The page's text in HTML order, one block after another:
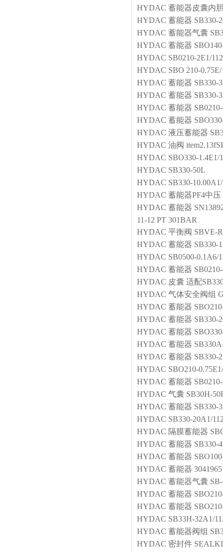
HYDAC 蓄能器皮囊内
HYDAC 蓄能器 SB330-
HYDAC 蓄能器气囊
HYDAC 蓄能器
HYDAC SB0210-2E1/
HYDAC SBO 210-
HYDAC 蓄能器 SB330-
HYDAC 蓄能器 SB330-
HYDAC 蓄能器
HYDAC 蓄能器
HYDAC 液压蓄能器
HYDAC 油阀
HYDAC SBO330-
HYDAC SB330-50L
HYDAC SB330-
HYDAC 蓄能器PF4中压
HYDAC 蓄能器
11-12 PT 301BAR
HYDAC 平衡阀 SBVE-
HYDAC 蓄能器 SB330-
HYDAC SB0500-0.1A6/
HYDAC 蓄能器
HYDAC 皮囊 适配
HYDAC 气体安全阀组
HYDAC 蓄能器
HYDAC 蓄能器 SB330-
HYDAC 蓄能器
HYDAC 蓄能器
HYDAC 蓄能器 SB330-
HYDAC SBO210-
HYDAC 蓄能器
HYDAC 气囊 SB30H-
HYDAC 蓄能器 SB330-
HYDAC SB330-20A1/
HYDAC 隔膜蓄能器
HYDAC 蓄能器 SB330-
HYDAC 蓄能器
HYDAC 蓄能器
HYDAC 蓄能器气囊
HYDAC 蓄能器
HYDAC 蓄能器
HYDAC SB33H-32A1/
HYDAC 蓄能器阀组
HYDAC 密封件